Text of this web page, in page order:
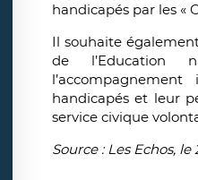
handicapés par les «
Il souhaite
de l’Education
handicapés et leur
service civique
Source : Les Echos, le